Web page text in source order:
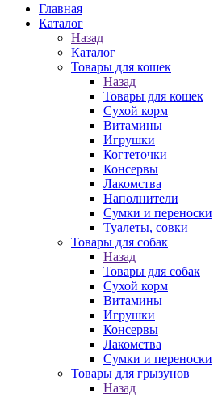
Главная
Каталог
Назад
Каталог
Товары для кошек
Назад
Товары для кошек
Cухой корм
Витамины
Игрушки
Когтеточки
Консервы
Лакомства
Наполнители
Сумки и переноски
Туалеты, совки
Товары для собак
Назад
Товары для собак
Cухой корм
Витамины
Игрушки
Консервы
Лакомства
Сумки и переноски
Товары для грызунов
Назад